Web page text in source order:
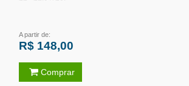
A partir de:
R$ 148,00
Comprar